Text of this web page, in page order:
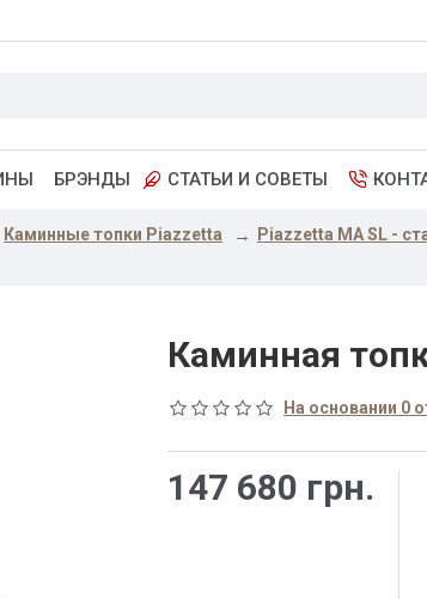
БРЭНДЫ СТАТЬИ И СОВЕТЫ
Каминные топки Piazzetta
Piazzetta MA SL -
Каминная
На основании 0
147 680 грн.